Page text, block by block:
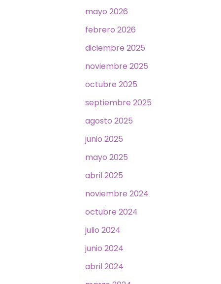
mayo 2026
febrero 2026
diciembre 2025
noviembre 2025
octubre 2025
septiembre 2025
agosto 2025
junio 2025
mayo 2025
abril 2025
noviembre 2024
octubre 2024
julio 2024
junio 2024
abril 2024